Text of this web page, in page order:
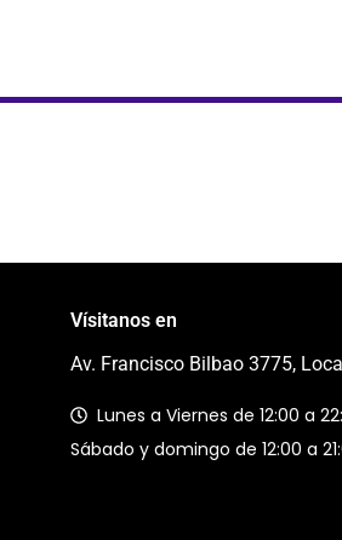
Vísitanos en
Av. Francisco Bilbao 3775,
Lunes a Viernes de 12:00 a
Sábado y domingo de 12:00 a